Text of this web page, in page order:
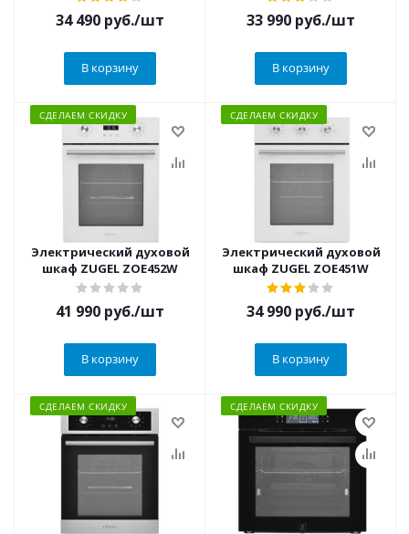
34 490 руб./шт
В корзину
33 990 руб./шт
В корзину
СДЕЛАЕМ СКИДКУ
Электрический духовой
шкаф ZUGEL ZOE452W
41 990 руб./шт
В корзину
СДЕЛАЕМ СКИДКУ
Электрический духовой
шкаф ZUGEL ZOE451W
34 990 руб./шт
В корзину
СДЕЛАЕМ СКИДКУ СДЕЛАЕМ СКИДКУ